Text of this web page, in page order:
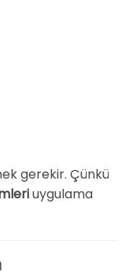
gerekir. Çünkü
uygulama